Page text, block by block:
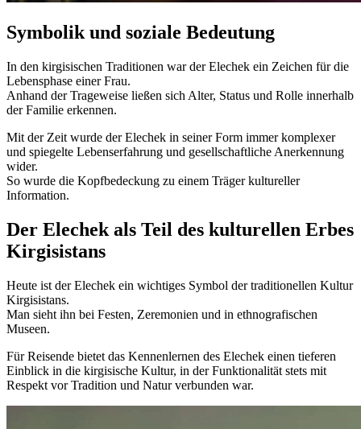
Symbolik und soziale Bedeutung
In den kirgisischen Traditionen war der Elechek ein Zeichen für die
Lebensphase einer Frau.
Anhand der Trageweise ließen sich Alter, Status und Rolle innerhalb
der Familie erkennen.
Mit der Zeit wurde der Elechek in seiner Form immer komplexer
und spiegelte Lebenserfahrung und gesellschaftliche Anerkennung
wider.
So wurde die Kopfbedeckung zu einem Träger kultureller
Information.
Der Elechek als Teil des kulturellen Erbes
Kirgisistans
Heute ist der Elechek ein wichtiges Symbol der traditionellen Kultur
Kirgisistans.
Man sieht ihn bei Festen, Zeremonien und in ethnografischen
Museen.
Für Reisende bietet das Kennenlernen des Elechek einen tieferen
Einblick in die kirgisische Kultur, in der Funktionalität stets mit
Respekt vor Tradition und Natur verbunden war.